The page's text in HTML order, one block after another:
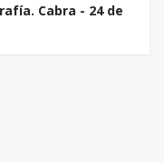
Cabra - 24 de